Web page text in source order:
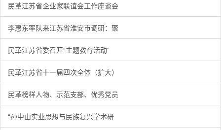
民革江苏省企业家联谊会工作座谈会
李惠东率队来江苏省淮安市调研：聚
民革江苏省委召开“主题教育活动”
民革江苏省十一届四次全体（扩大）
民革榜样人物、示范支部、优秀党员
“孙中山实业思想与民族复兴学术研